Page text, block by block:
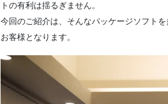
トの有利は揺るぎません。
今回のご紹介は、そんなパッケージソフト
お客様となります。